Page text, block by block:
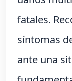
fatales.
síntomas
ante una